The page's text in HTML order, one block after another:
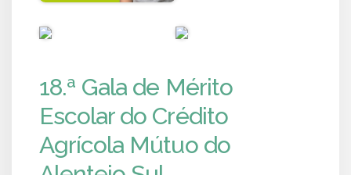
18.ª Gala de Mérito
Escolar do Crédito
Agrícola Mútuo do